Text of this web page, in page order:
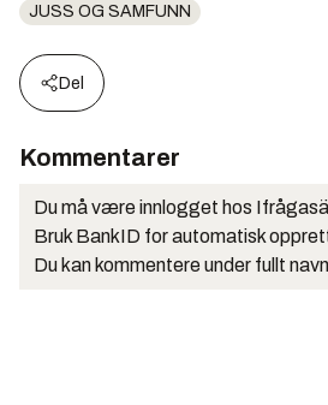
JUSS OG SAMFUNN
Del
Kommentarer
Du må være innlogget hos
Bruk BankID for automatisk
Du kan kommentere under fullt